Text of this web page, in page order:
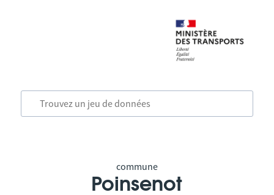
commune
Poinsenot